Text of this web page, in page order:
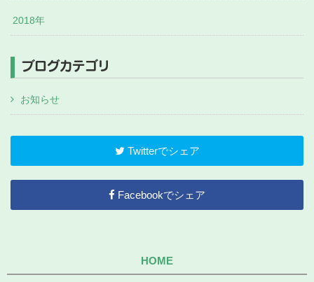
2018年
ブログカテゴリ
お知らせ
Twitterでシェア
Facebookでシェア
HOME